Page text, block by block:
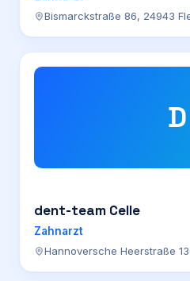
Bismarckstraße 86, 24943
D
dent-team Celle
Zahnarzt
Hannoversche Heerstraße